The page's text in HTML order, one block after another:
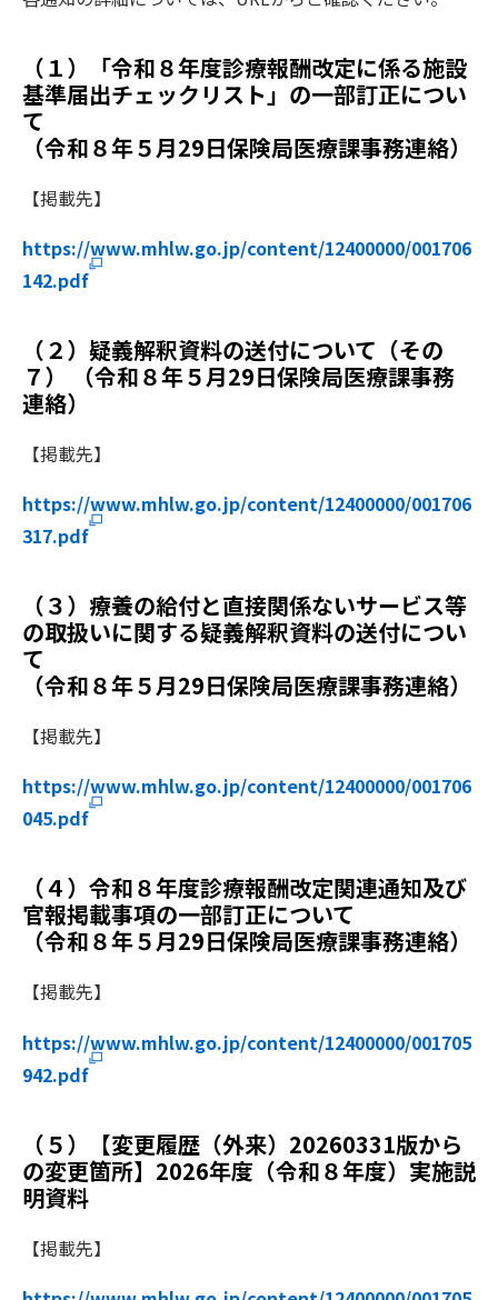
（１）「令和８年度診療報酬改定に係る施設
基準届出チェックリスト」の一部訂正につい
て
（令和８年５月29日保険局医療課事務連絡）
【掲載先】
https://www.mhlw.go.jp/content/12400000/001706
142.pdf
（２）疑義解釈資料の送付について（その
７） （令和８年５月29日保険局医療課事務
連絡）
【掲載先】
https://www.mhlw.go.jp/content/12400000/001706
317.pdf
（３）療養の給付と直接関係ないサービス等
の取扱いに関する疑義解釈資料の送付につい
て
（令和８年５月29日保険局医療課事務連絡）
【掲載先】
https://www.mhlw.go.jp/content/12400000/001706
045.pdf
（４）令和８年度診療報酬改定関連通知及び
官報掲載事項の一部訂正について
（令和８年５月29日保険局医療課事務連絡）
【掲載先】
https://www.mhlw.go.jp/content/12400000/001705
942.pdf
（５）【変更履歴（外来）20260331版から
の変更箇所】2026年度（令和８年度）実施説
明資料
【掲載先】